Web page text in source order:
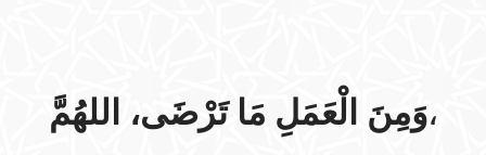
،وَمِنَ الْعَمَلِ مَا تَرْضَى، اللهُمَّ